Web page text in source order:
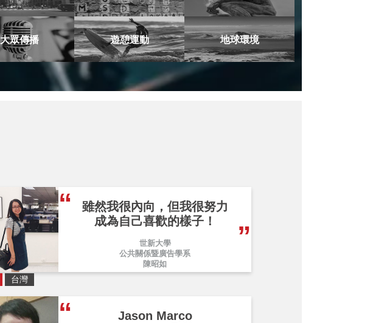
大眾傳播 遊憩運動 地球環境
雖然我很內向，但我很努力
成為自己喜歡的樣子！
世新大學
公共關係暨廣告學系
陳昭如
台灣
Jason Marco